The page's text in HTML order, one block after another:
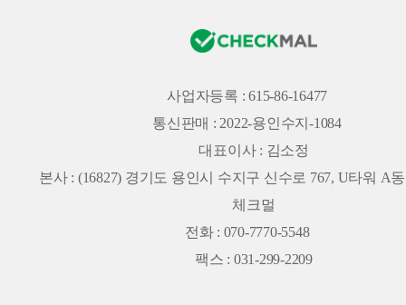
사업자등록 : 615-86-16477
통신판매 : 2022-용인수지-1084
대표이사 : 김소정
본사 : (16827) 경기도 용인시 수지구 신수로 767, U타워 A
체크멀
전화 : 070-7770-5548
팩스 : 031-299-2209